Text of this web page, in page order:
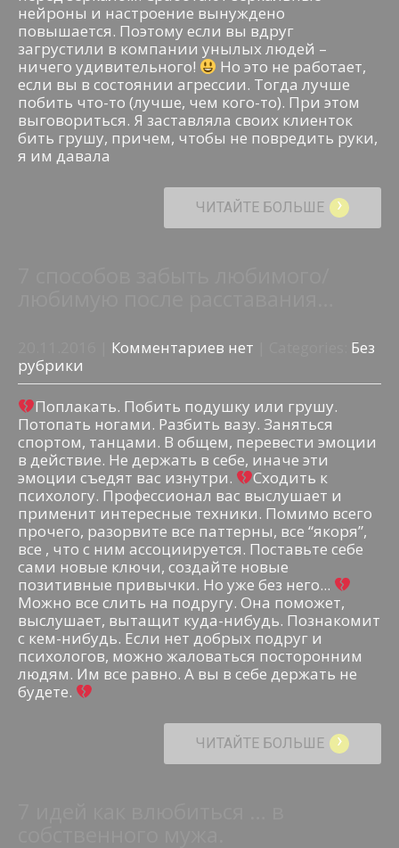
нейроны и настроение вынуждено
повышается. Поэтому если вы вдруг
загрустили в компании унылых людей –
ничего удивительного!
Но это не работает,
если вы в состоянии агрессии. Тогда лучше
побить что-то (лучше, чем кого-то). При этом
выговориться. Я заставляла своих клиенток
бить грушу, причем, чтобы не повредить руки,
я им давала
ЧИТАЙТЕ БОЛЬШЕ ›
Комментариев нет
Без
рубрики
Поплакать. Побить подушку или грушу.
Потопать ногами. Разбить вазу. Заняться
спортом, танцами. В общем, перевести эмоции
в действие. Не держать в себе, иначе эти
эмоции съедят вас изнутри.
Сходить к
психологу. Профессионал вас выслушает и
применит интересные техники. Помимо всего
прочего, разорвите все паттерны, все “якоря”,
все , что с ним ассоциируется. Поставьте себе
сами новые ключи, создайте новые
позитивные привычки. Но уже без него...
Можно все слить на подругу. Она поможет,
выслушает, вытащит куда-нибудь. Познакомит
с кем-нибудь. Если нет добрых подруг и
психологов, можно жаловаться посторонним
людям. Им все равно. А вы в себе держать не
будете.
ЧИТАЙТЕ БОЛЬШЕ ›